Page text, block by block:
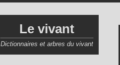
Le vivant
Dictionnaires et arbres du vivant